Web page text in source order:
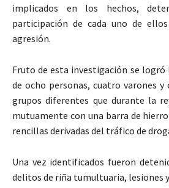
implicados en los hechos,
participación de cada uno de
agresión.
Fruto de esta investigación se
de ocho personas, cuatro varones y
grupos diferentes que durante la
mutuamente con una barra de
rencillas derivadas del tráfico de
Una vez identificados fueron
delitos de riña tumultuaria, lesiones